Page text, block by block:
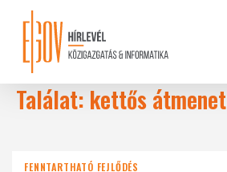
content
Találat: kettős átmenet
FENNTARTHATÓ FEJLŐDÉS